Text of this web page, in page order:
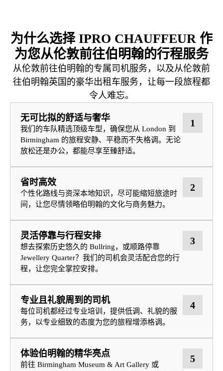
为什么选择 IPRO CHAUFFEUR 作
为您从伦敦前往伯明翰的行程服务
从伦敦前往伯明翰的专属司机服务，以及从伦敦前
往伯明翰英国的豪华出租车服务，让每一段旅程都
令人难忘。
无可比拟的舒适与奢华
我们的车队精选顶级车型，确保您从 London 到
Birmingham 的旅程安静、平稳而不失格调。无论
放松还是办公，都能尽享至臻舒适。
1
省时高效
个性化路线与资深本地知识，尽可能缩短旅途时
间，让您尽情领略伯明翰的文化与商务魅力。
2
灵活停靠与行程安排
想去探索历史悠久的 Bullring，或顺路停靠
Jewellery Quarter？我们的司机会灵活配合您的行
程，让您完全掌控安排。
3
专业且礼貌周到的司机
每位司机都经过专业培训，提供低调、礼貌的服
务，以专业细致的态度为您的旅程增添格调。
4
体验伯明翰的精华亮点
前往 Birmingham Museum & Art Gallery 或
5